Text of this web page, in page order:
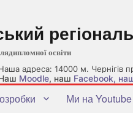
адреса: 14000 м. Чернігів
Moodle, наш Facebook,
освіти
Ми на Youtube